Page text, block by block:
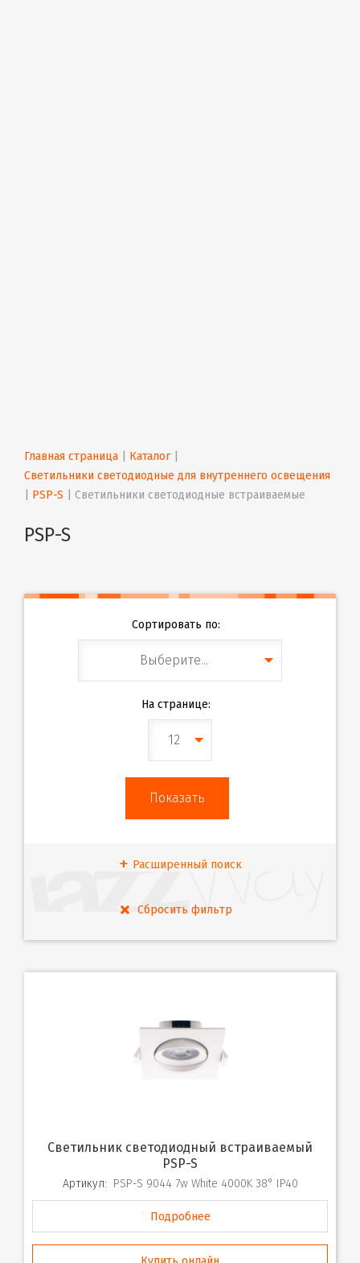
Главная страница Каталог |
Светильники светодиодные для внутреннего освещения
PSP-S Светильники светодиодные встраиваемые
PSP-S
Сортировать по:
Выберите...
На странице:
12
Расширенный поиск
Cветильник светодиодный встраиваемый
PSP-S
Артикул: PSP-S 9044 7w White 4000K 38° IP40
Подробнее